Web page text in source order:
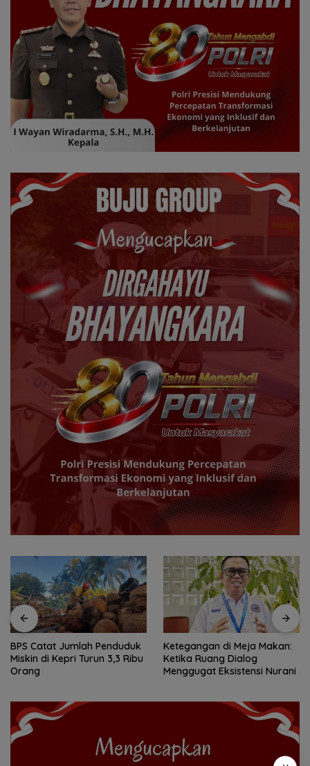
Ketegangan di Meja Makan:
Ketika Ruang Dialog
Menggugat Eksistensi Nurani
Rutan Tanjungpinang
fasilitasi warga binaan
produksi keripik pisang